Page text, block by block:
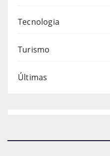
Tecnologia
Turismo
Últimas